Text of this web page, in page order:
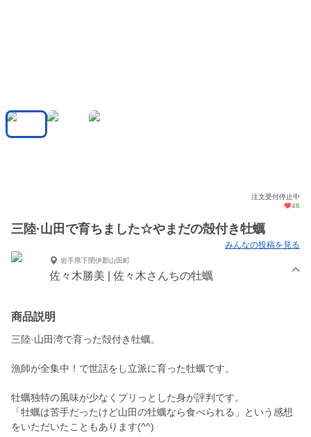
注文受付停止中
46
三陸·山田で育ちました☆やまだの殻付き牡蠣
みんなの投稿を見る
岩手県下閉伊郡山田町
佐々木勝美 | 佐々木さんちの牡蠣
商品説明
三陸·山田湾で育った殻付き牡蠣。
漁師が全集中！で世話をし立派に育った牡蠣です。
牡蠣独特の風味が少なくプリっとした身が評判です。
「牡蠣は苦手だったけど山田の牡蠣なら食べられる」という感想
をいただいたこともあります(^^)